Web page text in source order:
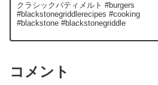
クラシックパティメルト #burgers
#blackstonegriddlerecipes #cooking
#blackstone #blackstonegriddle
コメント